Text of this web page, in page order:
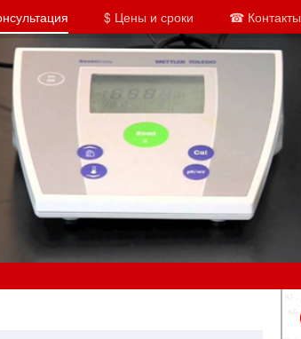
$ Цены и сроки ☎ Контакты